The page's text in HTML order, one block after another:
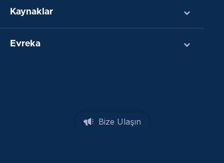
Kaynaklar
Evreka
Bize Ulaşın